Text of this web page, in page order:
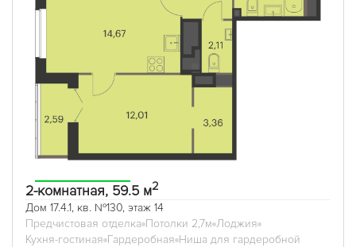
2-комнатная, 59.5 м2
Дом 17.4.1, кв. №130, этаж 14
Предчистовая отделка Потолки 2,7м Лоджия
Кухня-гостиная Гардеробная Ниша для гардеробной